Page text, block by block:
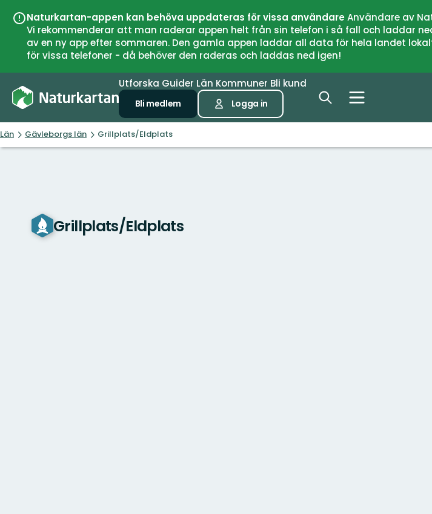
Naturkartan-appen kan behöva uppdateras för vissa användareAnvändare av
Vi rekommenderar att man raderar appen helt från sin telefon i så fall och laddar
av en ny app efter sommaren. Den gamla appen laddar all data för hela landet
för vissa telefoner - då behöver den raderas och laddas ned igen!
Utforska Guider Län Kommuner Bli kund
Bli medlem Logga in
Län Gävleborgs län Grillplats/Eldplats
Grillplats/Eldplats